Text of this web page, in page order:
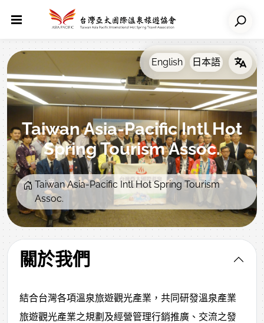
Taiwan Asia-Pacific Intl Hot
Spring Tourism Assoc.
Taiwan Asia-Pacific Intl Hot Spring Tourism
Assoc.
關於我們
結合台灣各項溫泉旅遊觀光產業，共同研發溫泉產業
旅遊觀光產業之規劃及經營管理行銷推廣、交流之發